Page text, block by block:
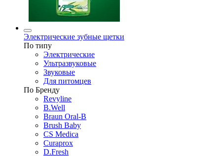
Электрические зубные щетки
По типу
Электрические
Ультразвуковые
Звуковые
Для питомцев
По Бренду
Revyline
B.Well
Braun Oral-B
Brush Baby
CS Medica
Curaprox
D.Fresh